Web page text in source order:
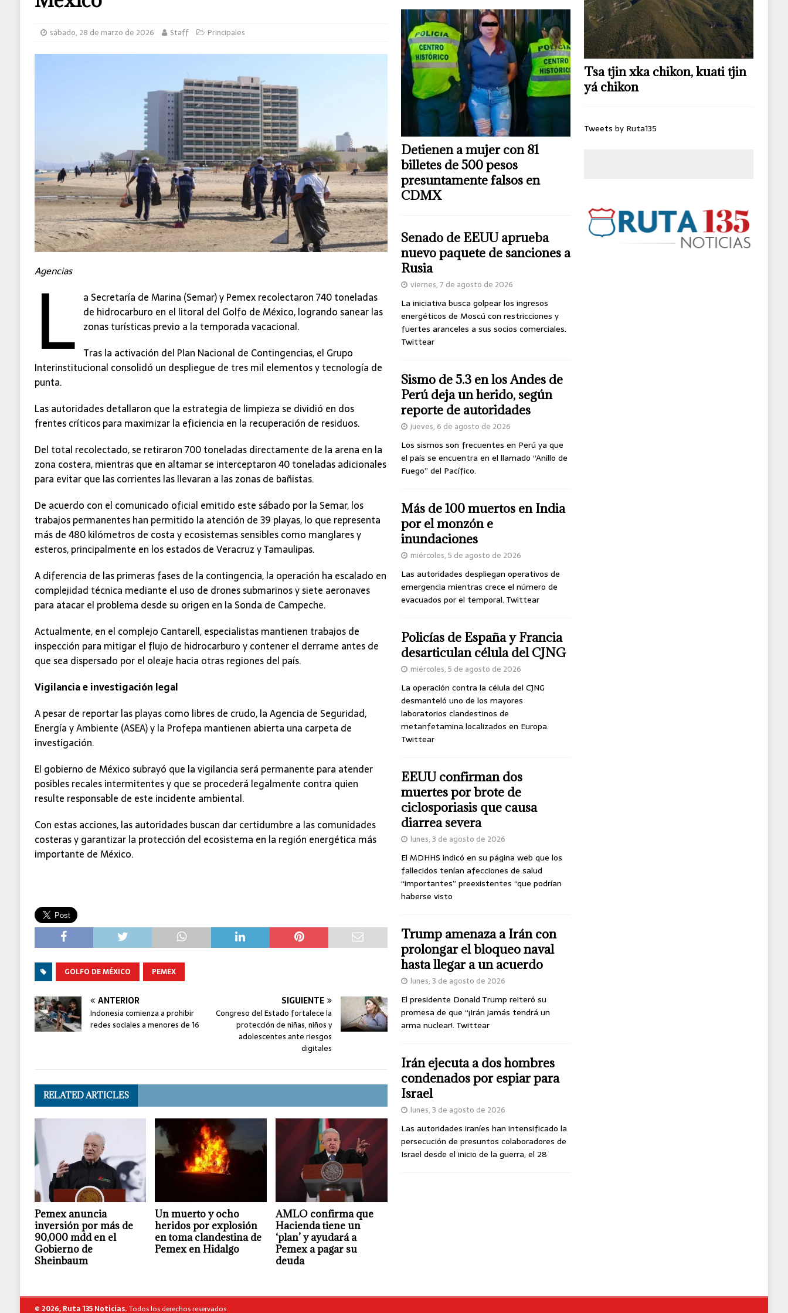
Detienen a mujer con 81 billetes de 500 pesos presuntamente falsos en CDMX C-5
sábado, 28 de marzo de 2026 Staff Principales
Agencias
L a Secretaría de Marina (Semar) y Pemex recolectaron 740 toneladas
de hidrocarburo en el litoral del Golfo de México, logrando sanear las
zonas turísticas previo a la temporada vacacional.
Tras la activación del Plan Nacional de Contingencias, el Grupo
Interinstitucional consolidó un despliegue de tres mil elementos y tecnología de
punta.
Las autoridades detallaron que la estrategia de limpieza se dividió en dos
frentes críticos para maximizar la eficiencia en la recuperación de residuos.
Del total recolectado, se retiraron 700 toneladas directamente de la arena en la
zona costera, mientras que en altamar se interceptaron 40 toneladas adicionales
para evitar que las corrientes las llevaran a las zonas de bañistas.
De acuerdo con el comunicado oficial emitido este sábado por la Semar, los
trabajos permanentes han permitido la atención de 39 playas, lo que representa
más de 480 kilómetros de costa y ecosistemas sensibles como manglares y
esteros, principalmente en los estados de Veracruz y Tamaulipas.
A diferencia de las primeras fases de la contingencia, la operación ha escalado en
complejidad técnica mediante el uso de drones submarinos y siete aeronaves
para atacar el problema desde su origen en la Sonda de Campeche.
Actualmente, en el complejo Cantarell, especialistas mantienen trabajos de
inspección para mitigar el flujo de hidrocarburo y contener el derrame antes de
que sea dispersado por el oleaje hacia otras regiones del país.
Vigilancia e investigación legal
A pesar de reportar las playas como libres de crudo, la Agencia de Seguridad,
Energía y Ambiente (ASEA) y la Profepa mantienen abierta una carpeta de
investigación.
El gobierno de México subrayó que la vigilancia será permanente para atender
posibles recales intermitentes y que se procederá legalmente contra quien
resulte responsable de este incidente ambiental.
Con estas acciones, las autoridades buscan dar certidumbre a las comunidades
costeras y garantizar la protección del ecosistema en la región energética más
importante de México.
GOLFO DE MÉXICO PEMEX
ANTERIOR
Indonesia comienza a prohibir
redes sociales a menores de 16
SIGUIENTE
Congreso del Estado fortalece la
protección de niñas, niños y
adolescentes ante riesgos
digitales
RELATED ARTICLES
Pemex anuncia
inversión por más de
90,000 mdd en el
Gobierno de
Sheinbaum
Un muerto y ocho
heridos por explosión
en toma clandestina de
Pemex en Hidalgo
AMLO confirma que
Hacienda tiene un
‘plan’ y ayudará a
Pemex a pagar su
deuda
Detienen a mujer con 81
billetes de 500 pesos
presuntamente falsos en
CDMX
Senado de EEUU aprueba
nuevo paquete de sanciones a
Rusia
viernes, 7 de agosto de 2026
La iniciativa busca golpear los ingresos
energéticos de Moscú con restricciones y
fuertes aranceles a sus socios comerciales.
Twittear
Sismo de 5.3 en los Andes de
Perú deja un herido, según
reporte de autoridades
jueves, 6 de agosto de 2026
Los sismos son frecuentes en Perú ya que
el país se encuentra en el llamado “Anillo de
Fuego” del Pacífico.
Más de 100 muertos en India
por el monzón e
inundaciones
miércoles, 5 de agosto de 2026
Las autoridades despliegan operativos de
emergencia mientras crece el número de
evacuados por el temporal. Twittear
Policías de España y Francia
desarticulan célula del CJNG
miércoles, 5 de agosto de 2026
La operación contra la célula del CJNG
desmanteló uno de los mayores
laboratorios clandestinos de
metanfetamina localizados en Europa.
Twittear
EEUU confirman dos
muertes por brote de
ciclosporiasis que causa
diarrea severa
lunes, 3 de agosto de 2026
El MDHHS indicó en su página web que los
fallecidos tenían afecciones de salud
“importantes” preexistentes “que podrían
haberse visto
Trump amenaza a Irán con
prolongar el bloqueo naval
hasta llegar a un acuerdo
lunes, 3 de agosto de 2026
El presidente Donald Trump reiteró su
promesa de que “¡Irán jamás tendrá un
arma nuclear!. Twittear
Irán ejecuta a dos hombres
condenados por espiar para
Israel
lunes, 3 de agosto de 2026
Las autoridades iraníes han intensificado la
persecución de presuntos colaboradores de
Israel desde el inicio de la guerra, el 28
Tsa tjin xka chikon, kuati tjin
yá chikon
Tweets by Ruta135
© 2026, Ruta 135 Noticias. Todos los derechos reservados.